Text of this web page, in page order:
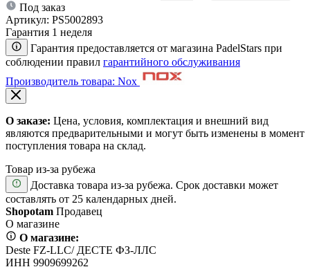
Под заказ
Артикул: PS5002893
Гарантия 1 неделя
Гарантия предоставляется от магазина PadelStars при
соблюдении правил гарантийного обслуживания
Производитель товара: Nox
О заказе: Цена, условия, комплектация и внешний вид
являются предварительными и могут быть изменены в момент
поступления товара на склад.
Товар из-за рубежа
Доставка товара из-за рубежа. Срок доставки может
составлять от 25 календарных дней.
Shopotam Продавец
О магазине
О магазине:
Deste FZ-LLC/ ДЕСТЕ ФЗ-ЛЛС
ИНН 9909699262